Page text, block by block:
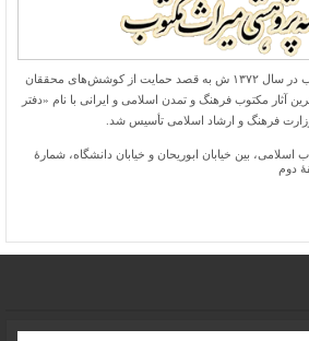
مؤسسه پژوهشی میراث مكتوب در سال ۱۳۷۲ ش به قصد حمایت از كوشش‌های محققان
آثار مكتوب فرهنگ و تمدن اسلامی و ایرانی با نام «دفتر
فرهنگ و ارشاد اسلامی تأسیس شد.
اسلامی، بین خیابان ابوریحان و خیابان دانشگاه، شمارۀ